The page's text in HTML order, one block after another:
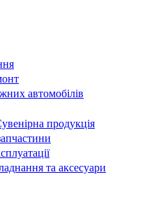
автомобілів
продукція
та аксесуари